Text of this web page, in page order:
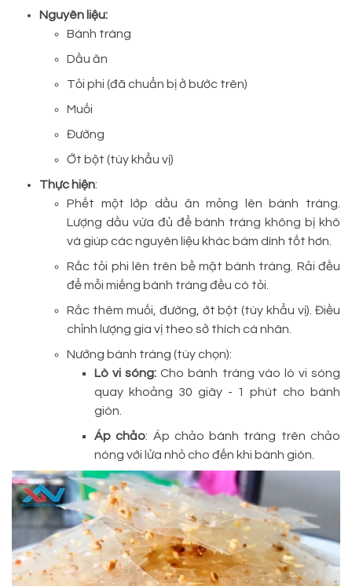
Nguyên liệu:
Bánh tráng
Dầu ăn
Tỏi phi (đã chuẩn bị ở bước trên)
Muối
Đường
Ớt bột (tùy khẩu vị)
Thực hiện:
Phết một lớp dầu ăn mỏng lên bánh tráng.
Lượng dầu vừa đủ để bánh tráng không bị khô
và giúp các nguyên liệu khác bám dính tốt hơn.
Rắc tỏi phi lên trên bề mặt bánh tráng. Rải đều
để mỗi miếng bánh tráng đều có tỏi.
Rắc thêm muối, đường, ớt bột (tùy khẩu vị). Điều
chỉnh lượng gia vị theo sở thích cá nhân.
Nướng bánh tráng (tùy chọn):
Lò vi sóng:Cho bánh tráng vào lò vi sóng
quay khoảng 30 giây - 1 phút cho bánh
giòn.
Áp chảo: Áp chảo bánh tráng trên chảo
nóng với lửa nhỏ cho đến khi bánh giòn.